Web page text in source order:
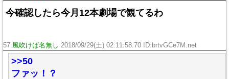
今確認したら今月12本劇場で観てるわ
57:風吹けば名無し 2018/09/29(土) 02:11:58.70 ID:brtvGCe7M.net
>>50
ファッ！？